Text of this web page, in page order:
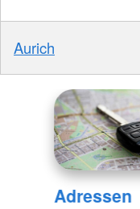
Aurich
Adressen